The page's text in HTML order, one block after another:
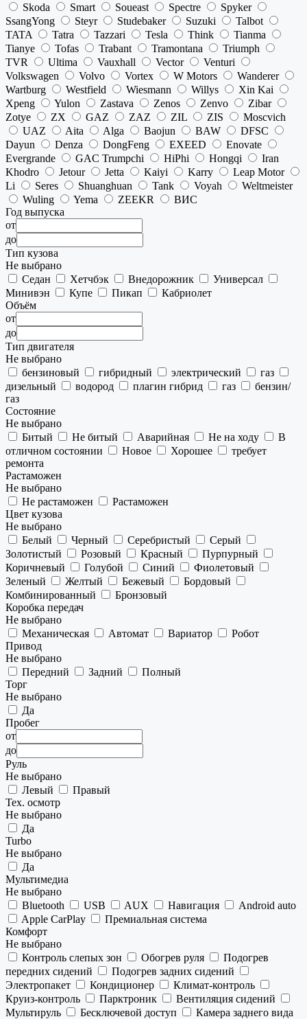
Skoda
Smart Soueast Spectre
Spyker
SsangYong
Steyr Studebaker Suzuki
Talbot
TATA
Tatra Tazzari Tesla Think
Tianma
Tianye
Tofas Trabant Tramontana
Triumph
TVR
Ultima Vauxhall Vector
Venturi
Volkswagen
Volvo Vortex W Motors
Wanderer
Wartburg
Westfield Wiesmann Willys
Xin Kai
Xpeng
Yulon Zastava Zenos Zenvo
Zibar
Zotye
ZX GAZ ZAZ ZIL ZIS
Moscvich
UAZ
Aita Alga Baojun BAW
DFSC
Dayun
Denza DongFeng EXEED
Enovate
Evergrande
GAC Trumpchi HiPhi Hongqi
Iran
Khodro
Jetour Jetta Kaiyi Karry
Leap Motor
Li
Seres Shuanghuan Tank Voyah
Weltmeister
Wuling
Yema ZEEKR
ВИС
Год выпуска
от
до
Тип кузова
Не выбрано
Седан
Хетчбэк Внедорожник
Универсал
Минивэн
Купе Пикап
Кабриолет
Объём
от
до
Тип двигателя
Не выбрано
бензиновый
гибридный электрический
газ
дизельный
водород плагин гибрид газ
бензин/
газ
Состояние
Не выбрано
Битый
Не битый Аварийная Не на ходу
В
отличном состоянии
Новое Хорошее
требует
ремонта
Растаможен
Не выбрано
Не растаможен
Растаможен
Цвет кузова
Не выбрано
Белый
Черный Серебристый
Серый
Золотистый
Розовый Красный
Пурпурный
Коричневый
Голубой Синий
Фиолетовый
Зеленый
Желтый Бежевый
Бордовый
Комбинированный
Бронзовый
Коробка передач
Не выбрано
Механическая
Автомат Вариатор
Робот
Привод
Не выбрано
Передний
Задний
Полный
Торг
Не выбрано
Да
Пробег
от
до
Руль
Не выбрано
Левый
Правый
Тех. осмотр
Не выбрано
Да
Turbo
Не выбрано
Да
Мультимедиа
Не выбрано
Bluetooth
USB AUX Навигация
Android auto
Apple CarPlay
Премиальная система
Комфорт
Не выбрано
Контроль слепых зон
Обогрев руля
Подогрев
передних сидений
Подогрев задних сидений
Электропакет
Кондиционер
Климат-контроль
Круиз-контроль
Парктроник
Вентиляция сидений
Мультируль
Бесключевой доступ
Камера заднего вида